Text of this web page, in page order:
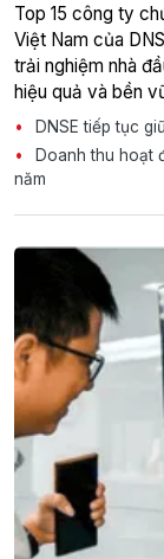
Top 15 công ty
Việt Nam của
trải nghiệm nhà
hiệu quả và bền
DNSE tiếp tục
Doanh thu hoạt
năm